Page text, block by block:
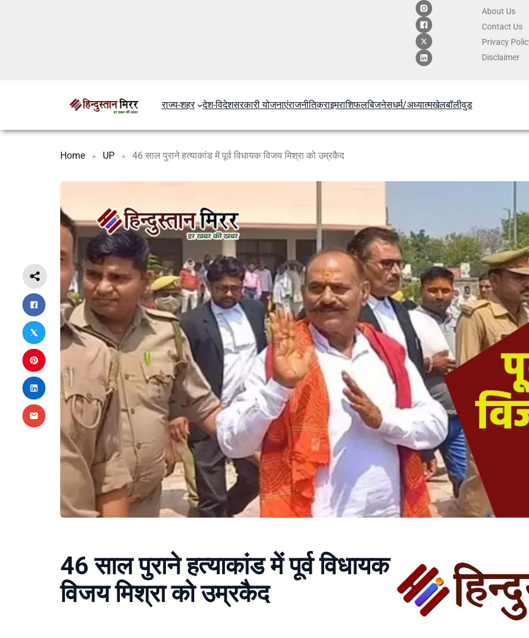
About Us
Contact Us
Privacy
Disclaimer
राज्य-शहर देश-विदेशसरकारी योजनाएंराजनीतिक्राइमराशिफलबिजनेसधर्म/अध्यात्मखेलबॉलीवुड
Home UP 46 साल पुराने हत्याकांड में पूर्व विधायक विजय मिश्रा को उम्रकैद
46 साल पुराने हत्याकांड में पूर्व विधायक
विजय मिश्रा को उम्रकैद